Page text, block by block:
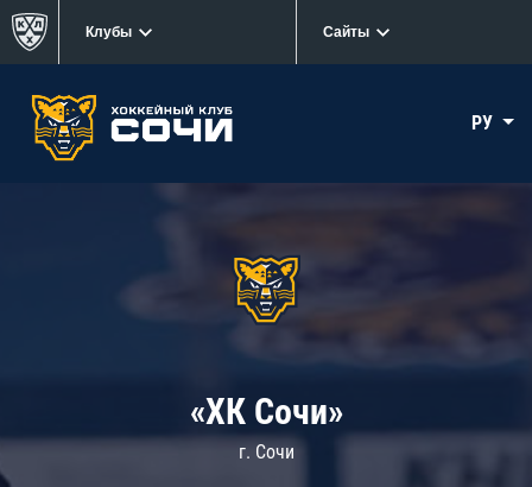
Клубы Сайты
РУ
«ХК Сочи»
г. Сочи